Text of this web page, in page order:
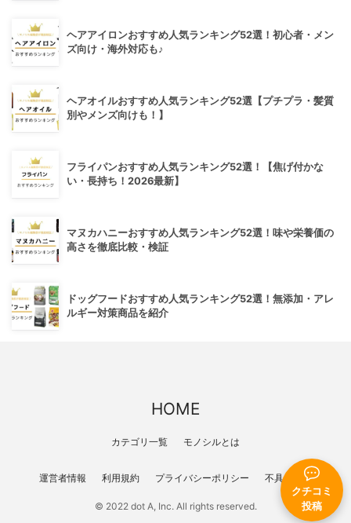
クチコミ
投稿
ヘアアイロンおすすめ人気ランキング52選！初心者・メン
ズ向け・海外対応も♪
ヘアオイルおすすめ人気ランキング52選【プチプラ・髪質
別やメンズ向けも！】
フライパンおすすめ人気ランキング52選！【焦げ付かな
い・長持ち！2026最新】
マヌカハニーおすすめ人気ランキング52選！味や栄養価の
高さを徹底比較・検証
ドッグフードおすすめ人気ランキング52選！無添加・アレ
ルギー対策商品を紹介
HOME
カテゴリ一覧 モノシルとは
運営者情報 利用規約 プライバシーポリシー 不具合報告
© 2022 dot A, Inc. All rights reserved.